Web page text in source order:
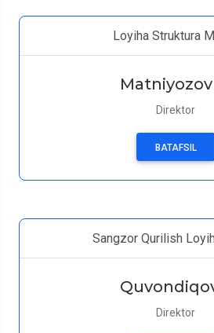
Loyiha Struktura
Matniyozov
Direktor
BATAFSIL
Sangzor Qurilish
Direktor